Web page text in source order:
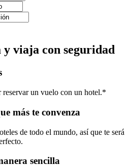
viaja con seguridad
reservar un vuelo con un hotel.*
más te convenza
de todo el mundo, así que te será
sencilla